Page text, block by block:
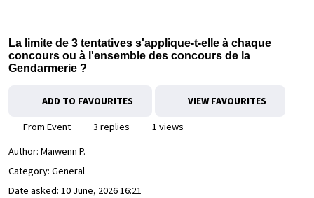
La limite de 3 tentatives s'applique-t-elle à chaque
concours ou à l'ensemble des concours de la
Gendarmerie ?
ADD TO FAVOURITES VIEW FAVOURITES
From Event 3 replies
1 views
Author: Maiwenn P.
Category: General
Date asked: 10 June, 2026 16:21